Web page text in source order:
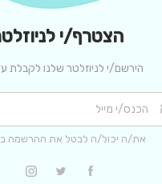
הצטרף/י
הירשם/י לניוזלטר שלנו לקבלת
את/ה יכול/ה לבטל את ההרשמה